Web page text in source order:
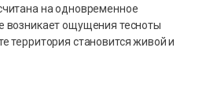
на одновременное
возникает ощущения тесноты
территория становится живой и